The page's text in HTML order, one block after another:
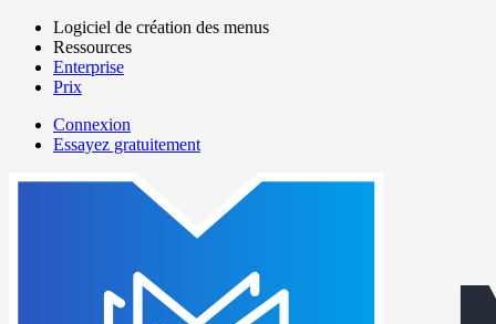
Aller
contenu
principal
Main
navigation
Logiciel de création des menus
Ressources
Enterprise
Prix
menutech
navigation
Connexion
Essayez gratuitement